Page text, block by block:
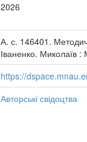
2026
А. с. 146401.
Іваненко. Миколаїв :
https://
Авторські свідоцтва